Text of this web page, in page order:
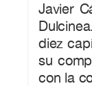
Javier
diez
su
con la